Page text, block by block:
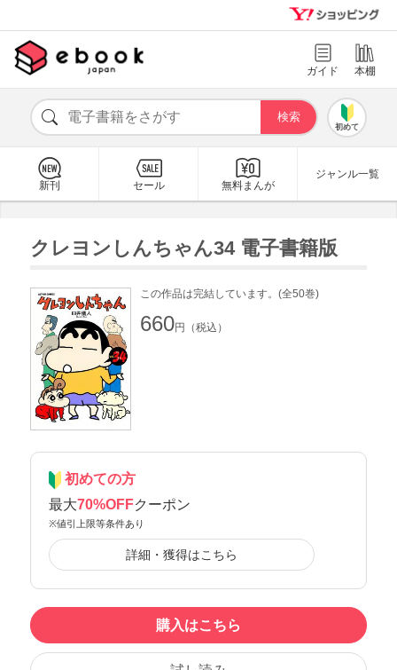
ガイド 本棚
初めて
新刊 セール 無料まんが
ジャンル一覧
クレヨンしんちゃん34 電子書籍版
この作品は完結しています。(全50巻)
660円（税込）
初めての方
最大70%OFFクーポン
※値引上限等条件あり
詳細・獲得はこちら
購入はこちら